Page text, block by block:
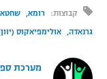
"מעל הליגה" –
"מחצית
בני יהודה
UFC
היאבקות WWE
אופניים
קבוצות: רומא
גרנאדה אולימפיאקוס
מערכת